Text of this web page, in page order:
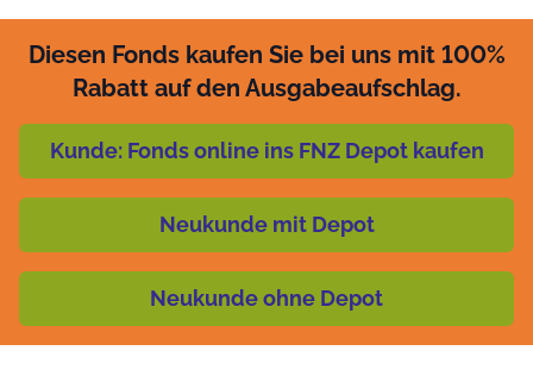
Diesen Fonds kaufen Sie bei uns mit 100%
Rabatt auf den Ausgabeaufschlag.
Kunde: Fonds online ins FNZ Depot kaufen
Neukunde mit Depot
Neukunde ohne Depot